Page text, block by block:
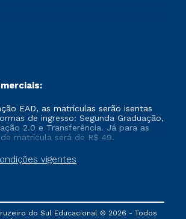
- R2
vigentes
EAD, as matrículas serão isentas
de ingresso: Segunda Graduação,
2.0 e Transferência. Já para as
matrícula será de R$ 49.
do Sul Educacional © 2026 - Todos